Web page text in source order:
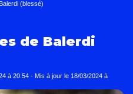
(blessé)
de Balerdi
à 20:54 - Mis à jour le 18/03/2024 à